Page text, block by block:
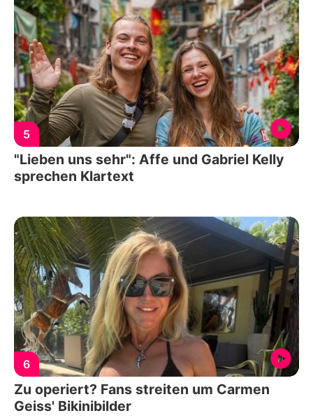
5
"Lieben uns sehr": Affe und Gabriel Kelly
sprechen Klartext
6
Zu operiert? Fans streiten um Carmen
Geiss' Bikinibilder